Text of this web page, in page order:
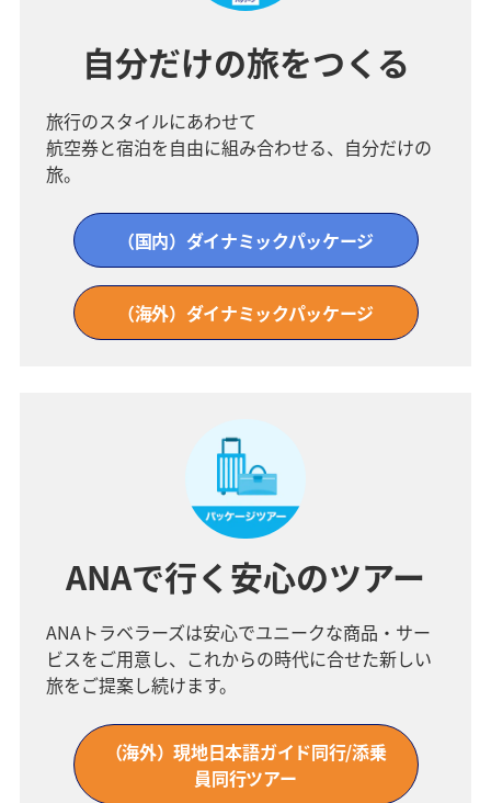
自分だけの旅をつくる
旅行のスタイルにあわせて
航空券と宿泊を自由に組み合わせる、自分だけの
旅。
（国内）ダイナミックパッケージ
（海外）ダイナミックパッケージ
ANAで行く安心のツアー
ANAトラベラーズは安心でユニークな商品・サー
ビスをご用意し、これからの時代に合せた新しい
旅をご提案し続けます。
（海外）現地日本語ガイド同行/添乗
員同行ツアー